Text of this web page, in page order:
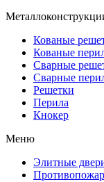
Кованые
Кованые
Сварные
Сварные
Решетки
Перила
Кнокер
Меню
Элитные